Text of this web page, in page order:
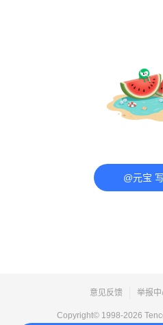
@元宝
意见反馈 举报
Copyright© 1998-2026